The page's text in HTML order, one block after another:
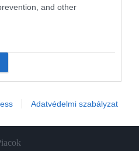
and other
Adatvédelmi szabályzat